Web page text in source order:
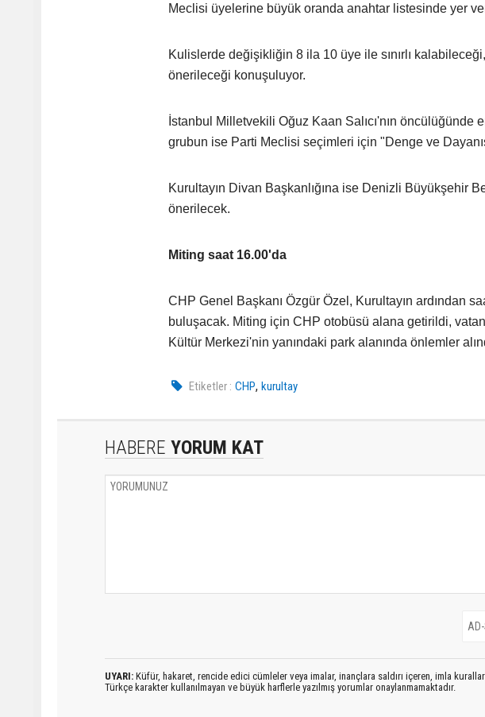
Meclisi üyelerine büyük oranda anahtar listesinde yer
Kulislerde değişikliğin 8 ila 10 üye ile sınırlı
önerileceği konuşuluyor.
İstanbul Milletvekili Oğuz Kaan Salıcı'nın öncülüğünde
grubun ise Parti Meclisi seçimleri için "Denge ve
Kurultayın Divan Başkanlığına ise Denizli Büyükşehir
önerilecek.
Miting saat 16.00'da
CHP Genel Başkanı Özgür Özel, Kurultayın ardından
buluşacak. Miting için CHP otobüsü alana getirildi,
Kültür Merkezi'nin yanındaki park alanında önlemler
Etiketler : CHP,kurultay
HABERE YORUM KAT
UYARI: Küfür, hakaret, rencide edici cümleler veya imalar, inançlara saldırı içeren, imla
Türkçe karakter kullanılmayan ve büyük harflerle yazılmış yorumlar onaylanmamaktadır.